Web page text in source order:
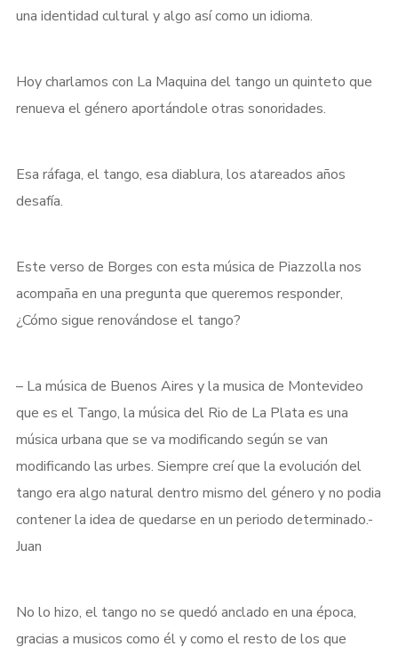
una identidad cultural y algo así como un idioma.
Hoy charlamos con La Maquina del tango un quinteto que
renueva el género aportándole otras sonoridades.
Esa ráfaga, el tango, esa diablura, los atareados años
desafía.
Este verso de Borges con esta música de Piazzolla nos
acompaña en una pregunta que queremos responder,
¿Cómo sigue renovándose el tango?
– La música de Buenos Aires y la musica de Montevideo
que es el Tango, la música del Rio de La Plata es una
música urbana que se va modificando según se van
modificando las urbes. Siempre creí que la evolución del
tango era algo natural dentro mismo del género y no podia
contener la idea de quedarse en un periodo determinado.-
Juan
No lo hizo, el tango no se quedó anclado en una época,
gracias a musicos como él y como el resto de los que